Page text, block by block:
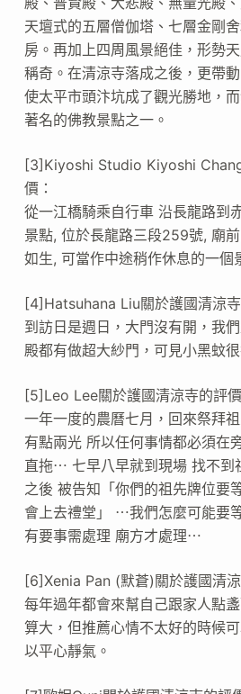
天壇式的五層僧伽塔、七層金剛
房。再加上四周風景絕佳，形勢
稱奇。在清涼寺落成之後，更帶
使太平市頭汴坑成了觀光勝地，
著名的佛教景點之一。
[3]Kiyoshi Studio Kiyoshi
價：
從一江橋騎乘自行車 沿長龍路到
景點, 位於長龍路三段259號, 廟
如生, 可當作中途稍作休息的一個
[4]Hatsuhana Liu關於護國清涼寺
到訪日是週日，大門沒有開，我
殿都有做超大紗門，可見小黑蚊
[5]Leo Lee關於護國清涼寺的評價
一年一度的農曆七月，回來祭拜
有點兩光 所以任何事情都必須在
直拖⋯ 七早八早就到現場 找不
之後 被告知「你們的祖先牌位要
會上去禮堂」 ⋯我們怎麼可能要
有要事需處理 廟方才處理⋯
[6]Xenia Pan (默蒼)關於護國清涼
每年過年都會來幫自己跟家人點
算大，但推薦心情不太好的時候
以平心靜氣。